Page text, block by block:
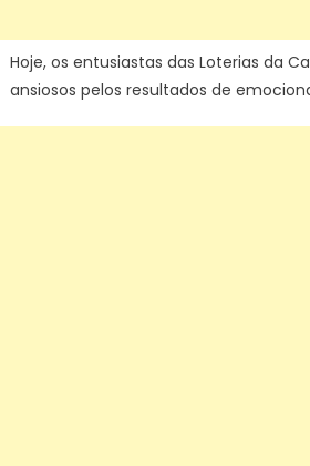
Hoje, os entusiastas das Loterias da
ansiosos pelos resultados de